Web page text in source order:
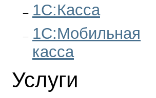
1С:Касса
1С:Мобильная
касса
Услуги